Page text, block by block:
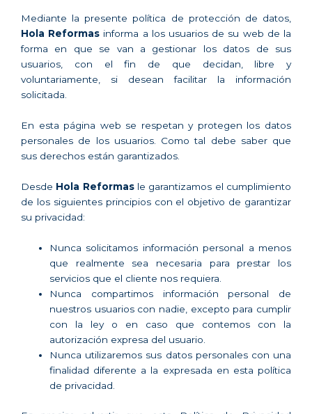
Mediante la presente política de protección de datos,
Hola Reformas informa a los usuarios de su web de la
forma en que se van a gestionar los datos de sus
usuarios, con el fin de que decidan, libre y
voluntariamente, si desean facilitar la información
solicitada.
En esta página web se respetan y protegen los datos
personales de los usuarios. Como tal debe saber que
sus derechos están garantizados.
Desde Hola Reformasle garantizamos el cumplimiento
de los siguientes principios con el objetivo de garantizar
su privacidad:
Nunca solicitamos información personal a menos
que realmente sea necesaria para prestar los
servicios que el cliente nos requiera.
Nunca compartimos información personal de
nuestros usuarios con nadie, excepto para cumplir
con la ley o en caso que contemos con la
autorización expresa del usuario.
Nunca utilizaremos sus datos personales con una
finalidad diferente a la expresada en esta política
de privacidad.